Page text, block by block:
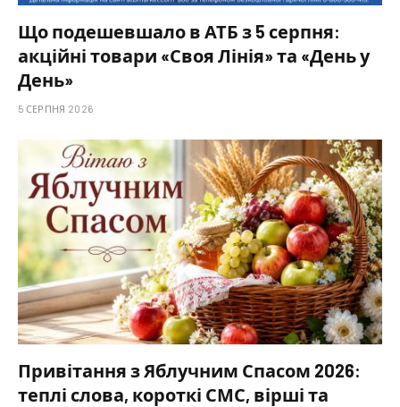
Що подешевшало в АТБ з 5 серпня:
акційні товари «Своя Лінія» та «День у
День»
5 СЕРПНЯ 2026
Привітання з Яблучним Спасом 2026:
теплі слова, короткі СМС, вірші та